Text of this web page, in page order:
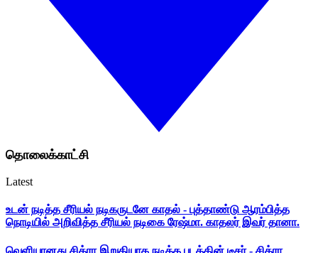
தொலைக்காட்சி
Latest
உடன் நடித்த சீரியல் நடிகருடனே காதல் - புத்தாண்டு ஆரம்பித்த
நொடியில் அறிவித்த சீரியல் நடிகை ரேஷ்மா. காதலர் இவர் தானா.
வெளியானது சித்ரா இறுதியாக நடித்த படத்தின் டீசர் - சித்ரா